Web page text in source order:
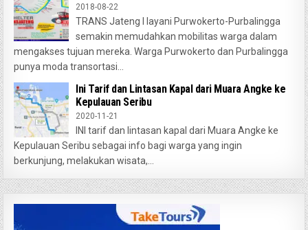
2018-08-22
TRANS Jateng I layani Purwokerto-Purbalingga
semakin memudahkan mobilitas warga dalam
mengakses tujuan mereka. Warga Purwokerto dan Purbalingga
punya moda transortasi...
Ini Tarif dan Lintasan Kapal dari Muara Angke ke
Kepulauan Seribu
2020-11-21
INI tarif dan lintasan kapal dari Muara Angke ke
Kepulauan Seribu sebagai info bagi warga yang ingin
berkunjung, melakukan wisata,...